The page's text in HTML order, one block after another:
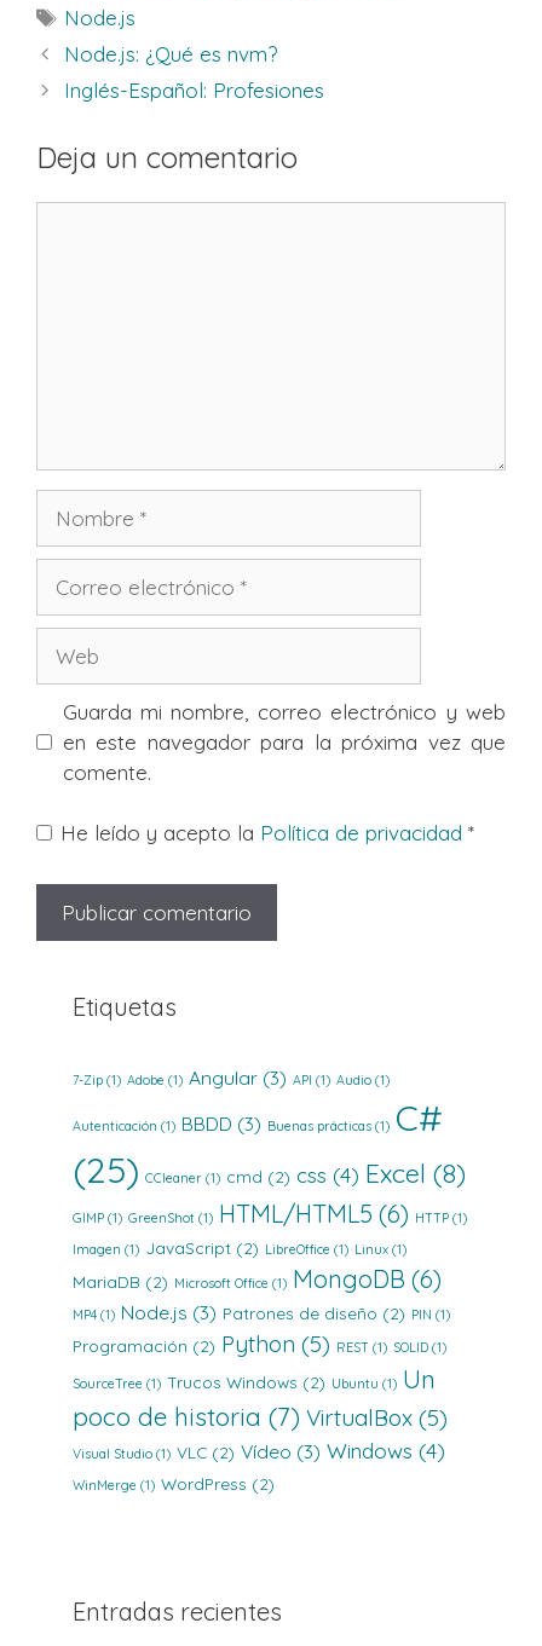
Etiquetas
Node.js
Node.js: ¿Qué es nvm?
Inglés-Español: Profesiones
Deja un comentario
electrónico
Guarda mi nombre, correo electrónico y web
en este navegador para la próxima vez que
comente.
He leído y acepto la Política de privacidad *
Etiquetas
7-Zip (1) Adobe (1) Angular (3) API (1) Audio (1)
Autenticación (1) BBDD (3) Buenas prácticas (1) C#
(25) CCleaner (1) cmd (2) css (4) Excel (8)
GIMP (1) GreenShot (1) HTML/HTML5 (6) HTTP (1)
Imagen (1) JavaScript (2) LibreOffice (1) Linux (1)
MariaDB (2) Microsoft Office (1) MongoDB (6)
MP4 (1) Node.js (3) Patrones de diseño (2) PIN (1)
Programación (2) Python (5) REST (1) SOLID (1)
SourceTree (1) Trucos Windows (2) Ubuntu (1) Un
poco de historia (7) VirtualBox (5)
Visual Studio (1) VLC (2) Vídeo (3) Windows (4)
WinMerge (1) WordPress (2)
Entradas recientes